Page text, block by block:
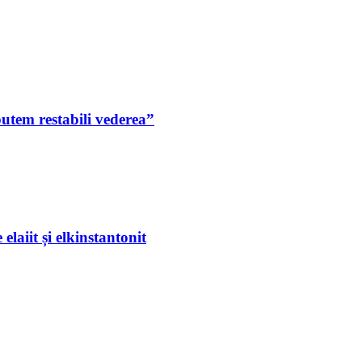
restabili vederea”
elaiit și elkinstantonit